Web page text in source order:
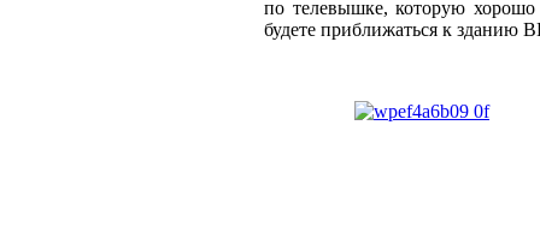
по телевышке, которую
будете приближаться к зданию